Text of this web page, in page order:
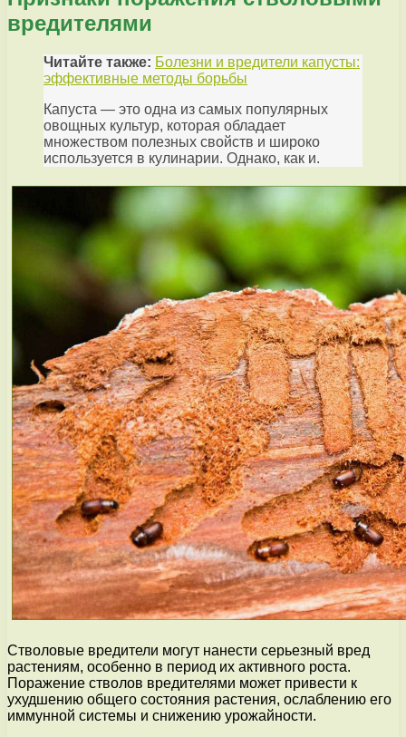
вредителями
Читайте также: Болезни и вредители капусты:
эффективные методы борьбы
Капуста — это одна из самых популярных
овощных культур, которая обладает
множеством полезных свойств и широко
используется в кулинарии. Однако, как и.
Стволовые вредители могут нанести серьезный вред
растениям, особенно в период их активного роста.
Поражение стволов вредителями может привести к
ухудшению общего состояния растения, ослаблению его
иммунной системы и снижению урожайности.